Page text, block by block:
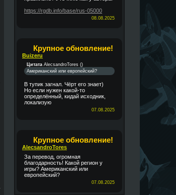
https://rgdb.info/base/rus-05000
08.08.2025
Крупное обновление!
Buizeru
Цитата AlecsandroTores ()
Американский или европейский?
В тупик загнал. Чёрт его знает)
Но если нужен какой-то
определённый, кидай исходник,
локализую
07.08.2025
Крупное обновление!
AlecsandroTores
За перевод, огромная
благодарность! Какой регион у
игры? Американский или
европейский?
07.08.2025